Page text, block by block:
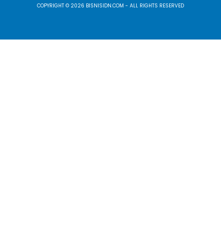
COPYRIGHT © 2026 BISNISIDN.COM - ALL RIGHTS RESERVED